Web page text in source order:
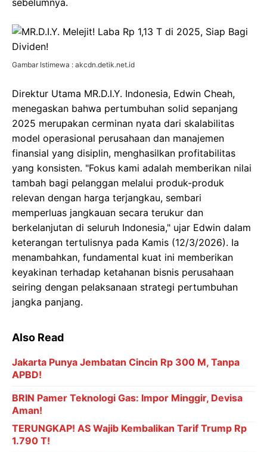
sebelumnya.
Gambar Istimewa : akcdn.detik.net.id
Direktur Utama MR.D.I.Y. Indonesia, Edwin Cheah,
menegaskan bahwa pertumbuhan solid sepanjang
2025 merupakan cerminan nyata dari skalabilitas
model operasional perusahaan dan manajemen
finansial yang disiplin, menghasilkan profitabilitas
yang konsisten. "Fokus kami adalah memberikan nilai
tambah bagi pelanggan melalui produk-produk
relevan dengan harga terjangkau, sembari
memperluas jangkauan secara terukur dan
berkelanjutan di seluruh Indonesia," ujar Edwin dalam
keterangan tertulisnya pada Kamis (12/3/2026). Ia
menambahkan, fundamental kuat ini memberikan
keyakinan terhadap ketahanan bisnis perusahaan
seiring dengan pelaksanaan strategi pertumbuhan
jangka panjang.
Also Read
Jakarta Punya Jembatan Cincin Rp 300 M, Tanpa
APBD!
BRIN Pamer Teknologi Gas: Impor Minggir, Devisa
Aman!
TERUNGKAP! AS Wajib Kembalikan Tarif Trump Rp
1.790 T!